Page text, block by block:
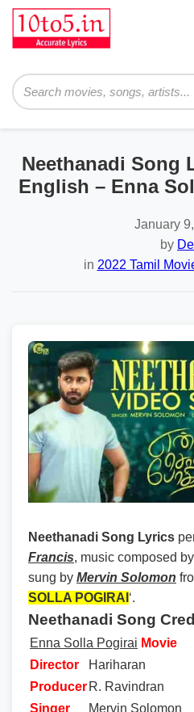
Neethanadi Song
English – Enna
January
by
in 2022 Tamil
Neethanadi Song Lyrics
Francis, music composed by
sung by Mervin Solomon
SOLLA POGIRAI ‘.
Neethanadi Song
Enna Solla Pogirai Movie
Director
Hariharan
Producer R. Ravindran
Singer
Mervin Solomon